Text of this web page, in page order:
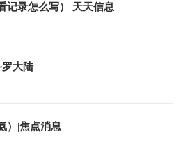
记录怎么写） 天天信息
大陆
）|焦点消息